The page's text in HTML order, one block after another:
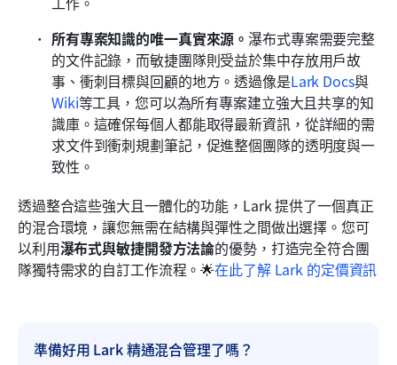
所有專案知識的唯一真實來源。 瀑布式專案需要完整
的文件記錄，而敏捷團隊則受益於集中存放用戶故
事、衝刺目標與回顧的地方。透過像是Lark Docs與
Wiki等工具，您可以為所有專案建立強大且共享的知
識庫。這確保每個人都能取得最新資訊，從詳細的需
求文件到衝刺規劃筆記，促進整個團隊的透明度與一
致性。
透過整合這些強大且一體化的功能，Lark 提供了一個真正
的混合環境，讓您無需在結構與彈性之間做出選擇。您可
以利用瀑布式與敏捷開發方法論的優勢，打造完全符合團
隊獨特需求的自訂工作流程。🌟在此了解 Lark 的定價資訊
準備好用 Lark 精通混合管理了嗎？